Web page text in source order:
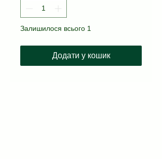
Залишилося всього 1
Додати у кошик